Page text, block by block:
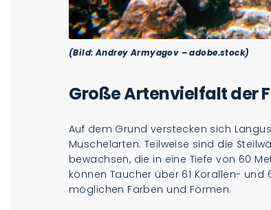
(Bild: Andrey Armyagov – adobe.stock)
Große Artenvielfalt der
Auf dem Grund verstecken sich
Muschelarten. Teilweise sind die
bewachsen, die in eine Tiefe von 60
können Taucher über 61 Korallen-
möglichen Farben und Formen.